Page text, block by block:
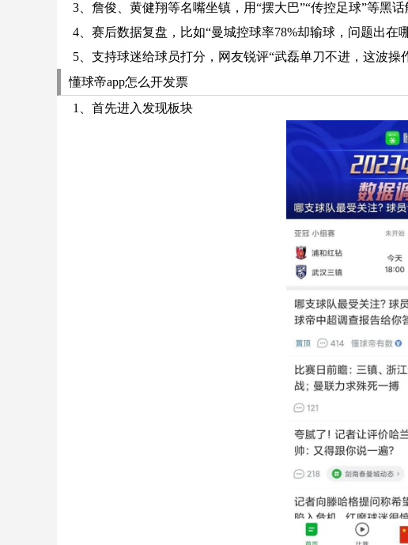
3、詹俊、黄健翔等名嘴坐镇，用“摆大巴”“传控足球”等黑话
4、赛后数据复盘，比如“曼城控球率78%却输球，问题出在
5、支持球迷给球员打分，网友锐评“武磊单刀不进，这波操
懂球帝app怎么开发票
1、首先进入发现板块